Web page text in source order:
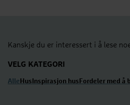
Kanskje du er interessert i å lese
VELG KATEGORI
Alle Hus Inspirasjon hus Fordeler med å